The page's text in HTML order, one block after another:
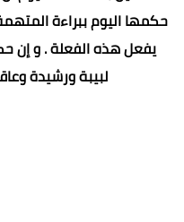
حكمها اليوم ببراءة
يفعل هذه الفعلة . و إن
لبيبة ورشيدة